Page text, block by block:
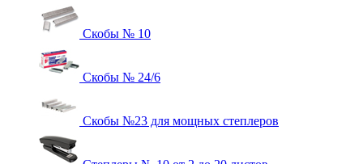
Скобы № 10
Скобы № 24/6
Скобы №23 для мощных степлеров